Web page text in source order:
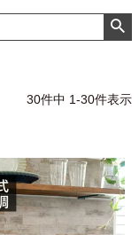
30件中 1-30件表示